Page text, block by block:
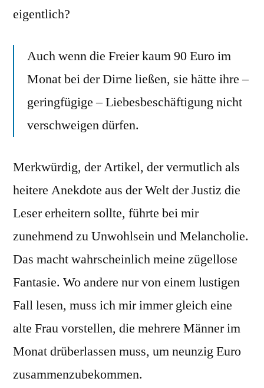
eigentlich?
Auch wenn die Freier kaum 90 Euro im
Monat bei der Dirne ließen, sie hätte ihre –
geringfügige – Liebesbeschäftigung nicht
verschweigen dürfen.
Merkwürdig, der Artikel, der vermutlich als
heitere Anekdote aus der Welt der Justiz die
Leser erheitern sollte, führte bei mir
zunehmend zu Unwohlsein und Melancholie.
Das macht wahrscheinlich meine zügellose
Fantasie. Wo andere nur von einem lustigen
Fall lesen, muss ich mir immer gleich eine
alte Frau vorstellen, die mehrere Männer im
Monat drüberlassen muss, um neunzig Euro
zusammenzubekommen.